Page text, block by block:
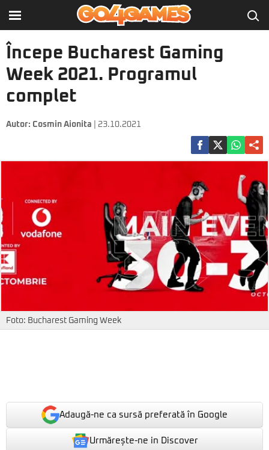
Începe Bucharest Gaming
Week 2021. Programul
complet
Autor: Cosmin Aionita | 23.10.2021
Foto: Bucharest Gaming Week
Adaugă-ne ca sursă preferată în Google
Urmărește-ne in Discover